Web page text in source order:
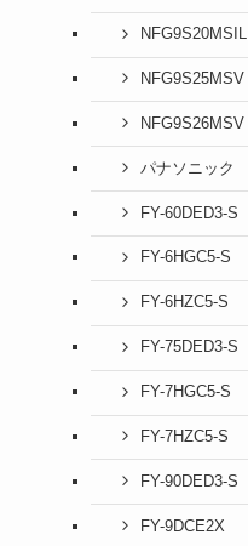
NFG9S20MSIL
NFG9S25MSV
NFG9S26MSV
パナソニック
FY-60DED3-S
FY-6HGC5-S
FY-6HZC5-S
FY-75DED3-S
FY-7HGC5-S
FY-7HZC5-S
FY-90DED3-S
FY-9DCE2X